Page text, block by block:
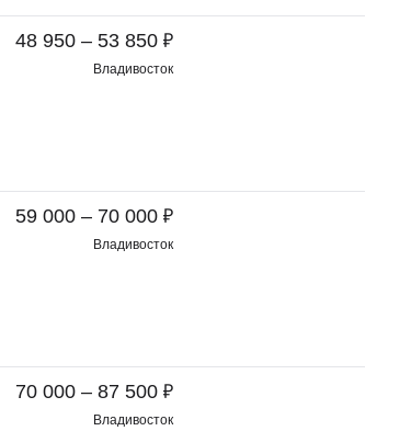
48 950 – 53 850 ₽
Владивосток
59 000 – 70 000 ₽
Владивосток
70 000 – 87 500 ₽
Владивосток